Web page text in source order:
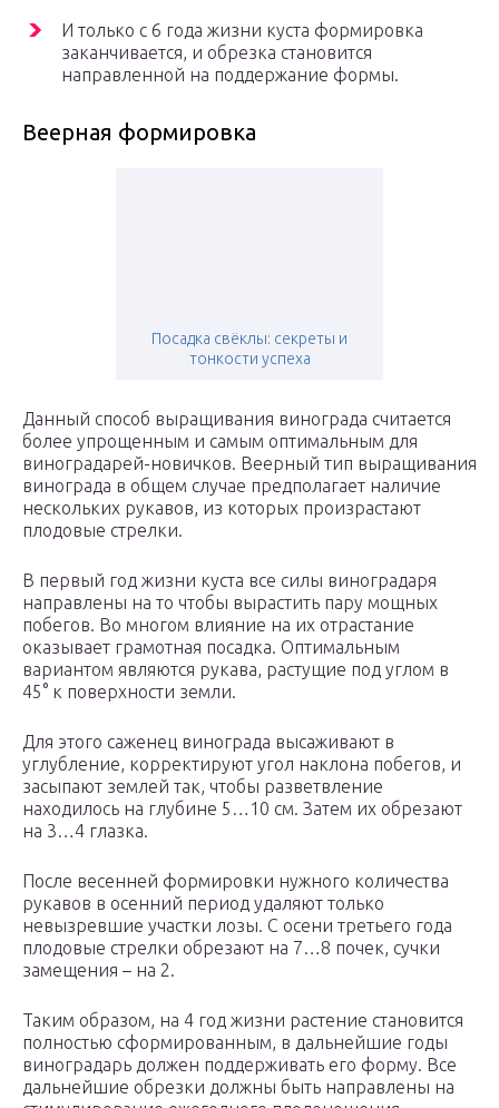
И только с 6 года жизни куста формировка
заканчивается, и обрезка становится
направленной на поддержание формы.
Веерная формировка
Посадка свёклы: секреты и
тонкости успеха
Данный способ выращивания винограда считается
более упрощенным и самым оптимальным для
виноградарей-новичков. Веерный тип выращивания
винограда в общем случае предполагает наличие
нескольких рукавов, из которых произрастают
плодовые стрелки.
В первый год жизни куста все силы виноградаря
направлены на то чтобы вырастить пару мощных
побегов. Во многом влияние на их отрастание
оказывает грамотная посадка. Оптимальным
вариантом являются рукава, растущие под углом в
45° к поверхности земли.
Для этого саженец винограда высаживают в
углубление, корректируют угол наклона побегов, и
засыпают землей так, чтобы разветвление
находилось на глубине 5…10 см. Затем их обрезают
на 3…4 глазка.
После весенней формировки нужного количества
рукавов в осенний период удаляют только
невызревшие участки лозы. С осени третьего года
плодовые стрелки обрезают на 7…8 почек, сучки
замещения – на 2.
Таким образом, на 4 год жизни растение становится
полностью сформированным, в дальнейшие годы
виноградарь должен поддерживать его форму. Все
дальнейшие обрезки должны быть направлены на